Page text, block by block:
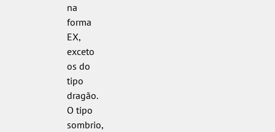
na
forma
EX,
exceto
os do
tipo
dragão.
O tipo
sombrio,